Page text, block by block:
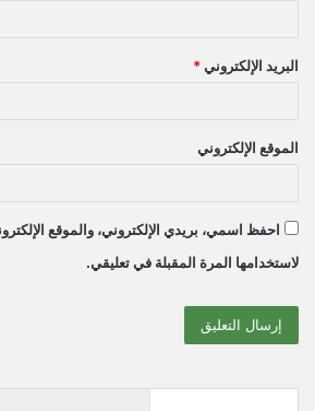
البريد الإلكتروني *
الموقع الإلكتروني
احفظ اسمي، بريدي الإلكتروني، والموقع
لاستخدامها المرة المقبلة في تعليقي.